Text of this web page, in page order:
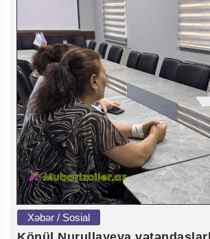
Xəbər / Sosial